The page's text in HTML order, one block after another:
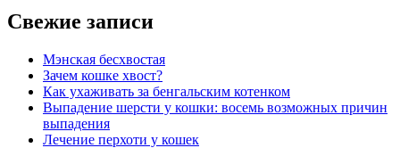
Свежие записи
Мэнская бесхвостая
Зачем кошке хвост?
Как ухаживать за бенгальским котенком
Выпадение шерсти у кошки: восемь возможных причин
выпадения
Лечение перхоти у кошек